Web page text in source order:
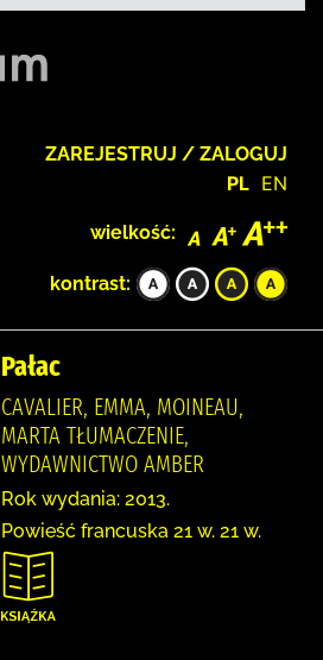
ZAREJESTRUJ / ZALOGUJ
PL EN
wielkość:
kontrast:
Pałac
CAVALIER, EMMA, MOINEAU,
MARTA TŁUMACZENIE,
WYDAWNICTWO AMBER
Rok wydania: 2013.
Powieść francuska 21 w. 21 w.